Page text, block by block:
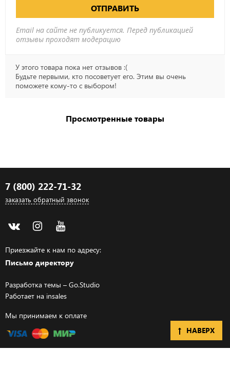
ОТПРАВИТЬ
Email на сайте не публикуется. Перед публикацией
отзывы проходят модерацию
У этого товара пока нет отзывов :(
Будьте первыми, кто посоветует его. Этим вы очень
поможете кому-то с выбором!
Просмотренные товары
7 (800) 222-71-32
заказать обратный звонок
Приезжайте к нам по адресу:
Письмо директору
Разработка темы – Go.Studio
Работает на insales
Мы принимаем к оплате
НАВЕРХ